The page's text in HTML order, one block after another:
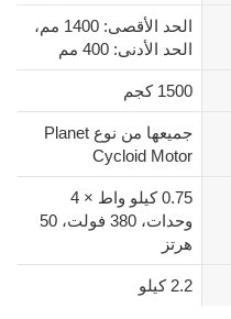
الحد الأقصى: 1400 مم،
الحد الأدنى: 400 مم
1500 كجم
جميعها من نوع Planet
Cycloid Motor
0.75 كيلو واط × 4
وحدات، 380 فولت، 50
هرتز
2.2 كيلو